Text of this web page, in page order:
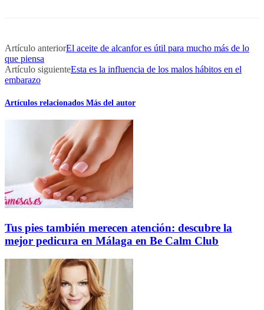
Artículo anteriorEl aceite de alcanfor es útil para mucho más de lo
que piensa
Artículo siguienteEsta es la influencia de los malos hábitos en el
embarazo
Artículos relacionados Más del autor
Tus pies también merecen atención: descubre la
mejor pedicura en Málaga en Be Calm Club